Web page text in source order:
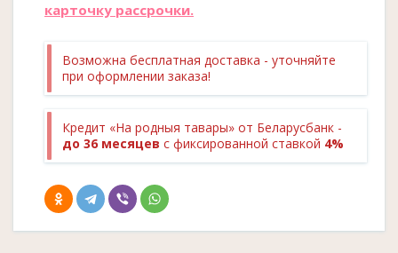
карточку рассрочки.
Возможна бесплатная доставка - уточняйте
при оформлении заказа!
Кредит «На родныя тавары» от Беларусбанк -
до 36 месяцев с фиксированной ставкой 4%